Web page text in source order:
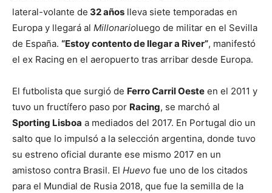
lateral-volante de 32 años lleva siete temporadas en
Europa y llegará al Millonarioluego de militar en el Sevilla
de España. “Estoy contento de llegar a River”, manifestó
el ex Racing en el aeropuerto tras arribar desde Europa.
El futbolista que surgió de Ferro Carril Oeste en el 2011 y
tuvo un fructífero paso por Racing, se marchó al
Sporting Lisboa a mediados del 2017. En Portugal dio un
salto que lo impulsó a la selección argentina, donde tuvo
su estreno oficial durante ese mismo 2017 en un
amistoso contra Brasil. El Huevo fue uno de los citados
para el Mundial de Rusia 2018, que fue la semilla de la